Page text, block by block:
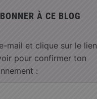
À CE BLOG
mail et clique sur le lien
pour confirmer ton
: